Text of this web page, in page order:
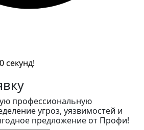
секунд!
профессиональную
угроз, уязвимостей и
предложение от Профи!